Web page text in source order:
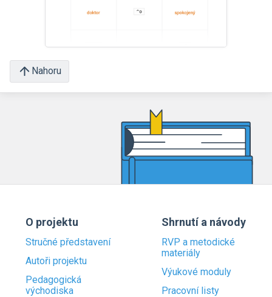
Nahoru
O projektu
Stručné představení
Autoři projektu
Pedagogická
východiska
Shrnutí a návody
RVP a metodické
materiály
Výukové moduly
Pracovní listy